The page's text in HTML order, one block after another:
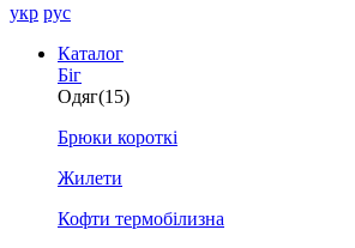
укр рус
Каталог
Біг
Одяг(15)
Брюки короткі
Жилети
Кофти термобілизна